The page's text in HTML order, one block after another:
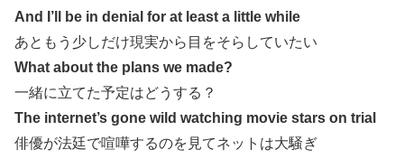
And I’ll be in denial for at least a little while
あともう少しだけ現実から目をそらしていたい
What about the plans we made?
一緒に立てた予定はどうする？
The internet’s gone wild watching movie stars on trial
俳優が法廷で喧嘩するのを見てネットは大騒ぎ